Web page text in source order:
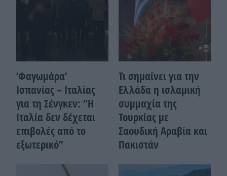
‘Φαγωμάρα’
Ισπανίας – Ιταλίας
για τη Σένγκεν: “Η
Ιταλία δεν δέχεται
επιβολές από το
εξωτερικό”
Τι σημαίνει για την
Ελλάδα η ισλαμική
συμμαχία της
Τουρκίας με
Σαουδική Αραβία και
Πακιστάν